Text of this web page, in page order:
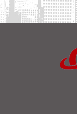
距。中国聚变
能估值高达145
2026-08-06
8月6日，记者
腿浮式风电平